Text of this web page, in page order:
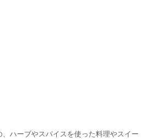
ハーブやスパイスを使った料理やスイー